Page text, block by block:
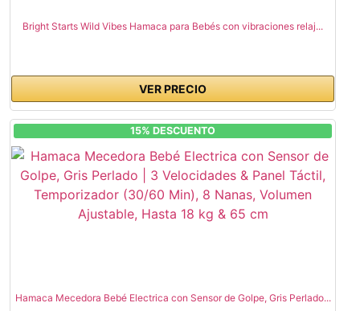
Bright Starts Wild Vibes Hamaca para Bebés con vibraciones relaj...
VER PRECIO
15% DESCUENTO
Hamaca Mecedora Bebé Electrica con Sensor de Golpe, Gris Perlado...